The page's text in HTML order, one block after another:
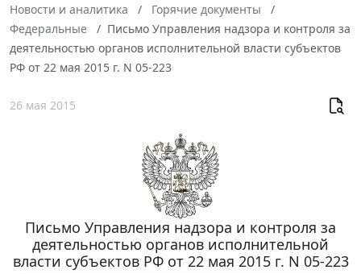
Новости и аналитика
Горячие документы
Федеральные
Письмо Управления надзора и контроля за
деятельностью органов исполнительной власти субъектов
РФ от 22 мая 2015 г. N 05-223
26 мая 2015
Письмо Управления надзора и контроля за
деятельностью органов исполнительной
власти субъектов РФ от 22 мая 2015 г. N 05-223